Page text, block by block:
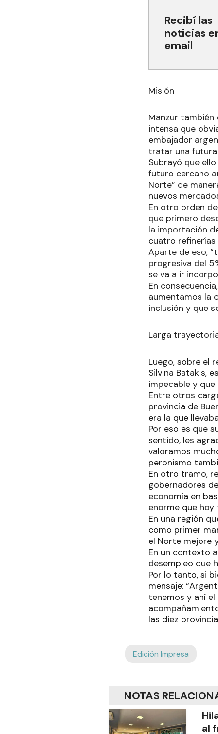
Recibí las
noticias
email
Misión
Manzur también
intensa que
embajador
tratar una futura
Subrayó que
futuro cercano
Norte” de
nuevos
En otro orden
que primero
la importación
cuatro refinerías
Aparte de eso,
progresiva del
se va a ir
En
aumentamos la
inclusión y que
Larga
Luego, sobre el
Silvina Batakis,
impecable y
Entre otros
provincia de
era la que
Por eso es que
sentido, les
valoramos
peronismo
En otro tramo,
gobernadores
economía en
enorme que
En una región
como primer
el Norte mejore
En un contexto
desempleo que
Por lo tanto, si
mensaje:
tenemos y ahí
las diez
Edición Impresa
NOTAS
al